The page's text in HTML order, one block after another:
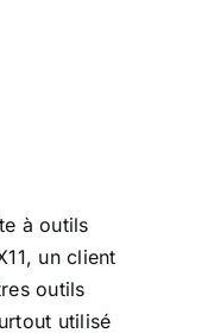
à outils
un client
outils
utilisé